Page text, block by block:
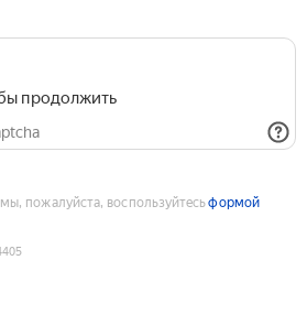
продолжить
пожалуйста, воспользуйтесьформой